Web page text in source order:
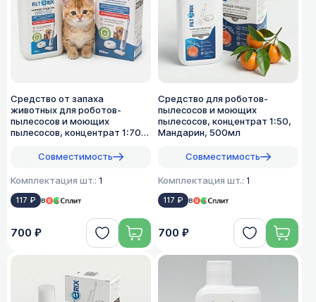
Средство от запаха
животных для роботов-
пылесосов и моющих
пылесосов, концентрат 1:70,
Совместимость
Комплектация шт.: 1
117 ₽ в
700 ₽
Средство для роботов-
пылесосов и моющих
пылесосов, концентрат 1:50,
Мандарин, 500мл
Совместимость
Комплектация шт.: 1
117 ₽ в
700 ₽